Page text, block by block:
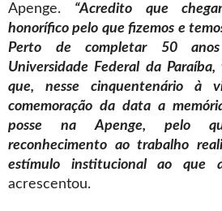
Apenge. “Acredito que
honorífico pelo que fizemos e
Perto de completar 50
Universidade Federal da
que, nesse cinquentenário à
comemoração da data a
posse na Apenge, pelo
reconhecimento ao trabalho
estímulo institucional ao que
acrescentou.